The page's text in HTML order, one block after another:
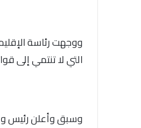
ووجهت رئاسة
التي لا تنتمي إلى
وسبق وأعلن رئيس